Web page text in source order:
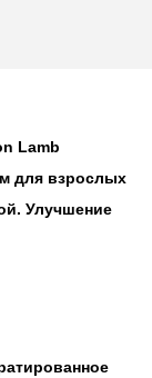
Lamb
для взрослых
Улучшение